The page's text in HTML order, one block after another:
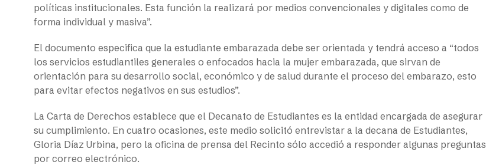
políticas institucionales. Esta función la realizará por medios convencionales y digitales como de
forma individual y masiva”.
El documento especifica que la estudiante embarazada debe ser orientada y tendrá acceso a “todos
los servicios estudiantiles generales o enfocados hacia la mujer embarazada, que sirvan de
orientación para su desarrollo social, económico y de salud durante el proceso del embarazo, esto
para evitar efectos negativos en sus estudios”.
La Carta de Derechos establece que el Decanato de Estudiantes es la entidad encargada de asegurar
su cumplimiento. En cuatro ocasiones, este medio solicitó entrevistar a la decana de Estudiantes,
Gloria Díaz Urbina, pero la oficina de prensa del Recinto sólo accedió a responder algunas preguntas
por correo electrónico.